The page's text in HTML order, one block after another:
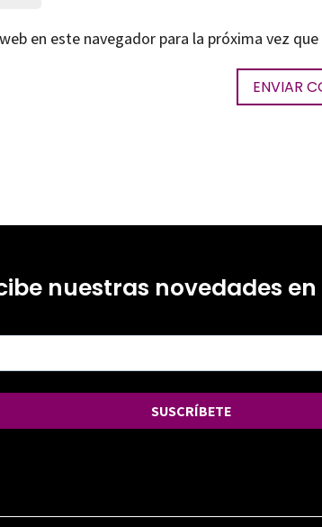
en este navegador para la próxima vez
nuestras novedades
SUSCRÍBETE